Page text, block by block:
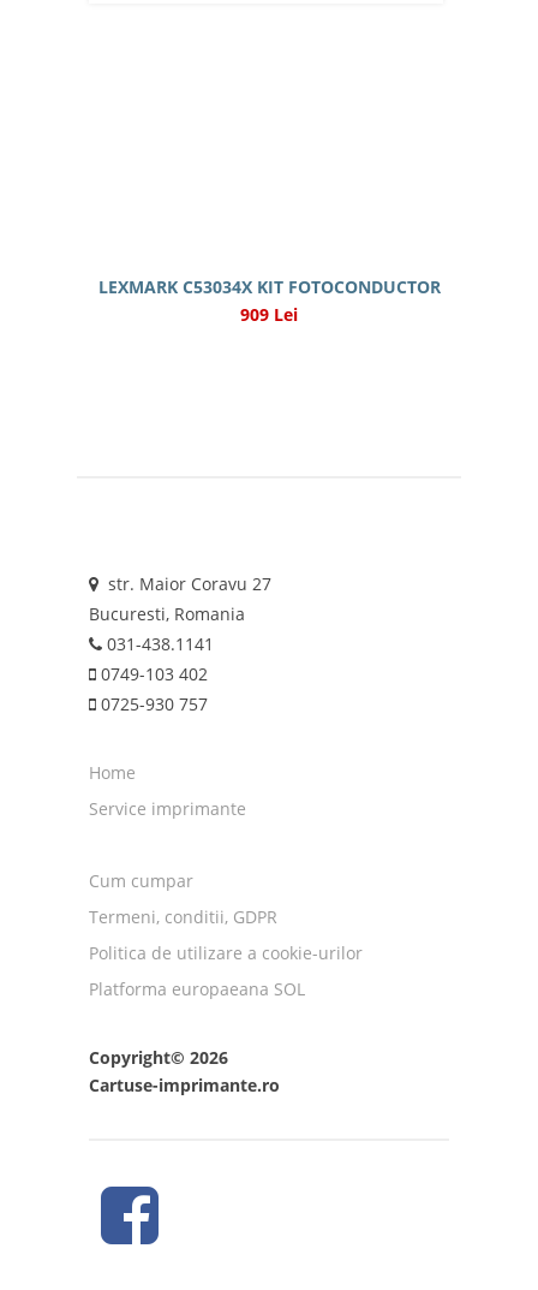
LEXMARK C53034X KIT FOTOCONDUCTOR
909 Lei
str. Maior Coravu 27
Bucuresti, Romania
031-438.1141
0749-103 402
0725-930 757
Home
Service imprimante
Cum cumpar
Termeni, conditii, GDPR
Politica de utilizare a cookie-urilor
Platforma europaeana SOL
Copyright© 2026
Cartuse-imprimante.ro